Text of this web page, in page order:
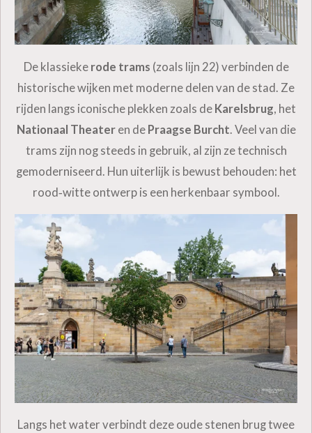
De klassieke rode trams (zoals lijn 22) verbinden de
historische wijken met moderne delen van de stad. Ze
rijden langs iconische plekken zoals de Karelsbrug, het
Nationaal Theateren de Praagse Burcht. Veel van die
trams zijn nog steeds in gebruik, al zijn ze technisch
gemoderniseerd. Hun uiterlijk is bewust behouden: het
rood‑witte ontwerp is een herkenbaar symbool.
Langs het water verbindt deze oude stenen brug twee